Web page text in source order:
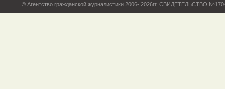
© Агентство гражданской журналистики 2006- 2026гг. СВИДЕТЕЛЬСТВО